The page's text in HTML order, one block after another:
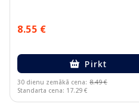
8.55 €
Pirkt
30 dienu zemākā cena: 8.49 €
Standarta cena: 17.29 €